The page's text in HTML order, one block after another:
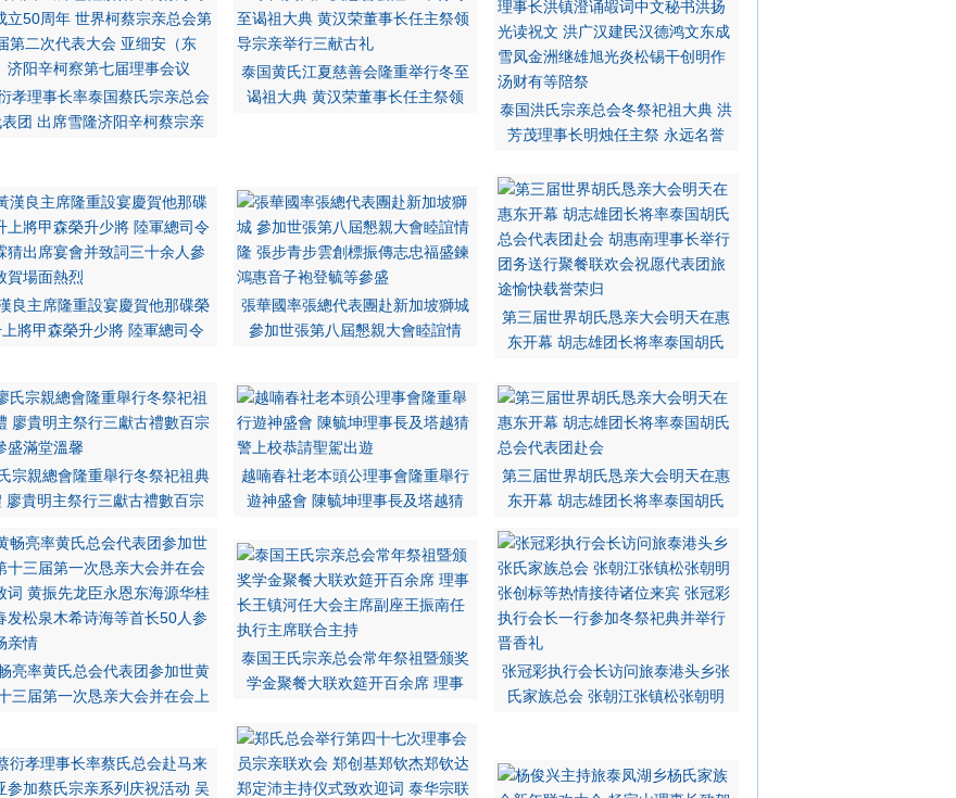
孝理事长率泰国蔡氏宗亲总会
团 出席雪隆济阳辛柯蔡宗亲
泰国黄氏江夏慈善会隆重举行冬至
谒祖大典 黄汉荣董事长任主祭领
泰国洪氏宗亲总会冬祭祀祖大典 洪
芳茂理事长明烛任主祭 永远名誉
良主席隆重設宴慶賀他那碟榮
將甲森榮升少將 陸軍總司令
張華國率張總代表團赴新加坡獅城
參加世張第八屆懇親大會睦誼情
第三届世界胡氏恳亲大会明天在惠
东开幕 胡志雄团长将率泰国胡氏
宗親總會隆重舉行冬祭祀祖典
廖貴明主祭行三獻古禮數百宗
越喃春社老本頭公理事會隆重舉行
遊神盛會 陳毓坤理事長及塔越猜
第三届世界胡氏恳亲大会明天在惠
东开幕 胡志雄团长将率泰国胡氏
亮率黄氏总会代表团参加世黄
三届第一次恳亲大会并在会上
泰国王氏宗亲总会常年祭祖暨颁奖
学金聚餐大联欢筵开百余席 理事
张冠彩执行会长访问旅泰港头乡张
氏家族总会 张朝江张镇松张朝明